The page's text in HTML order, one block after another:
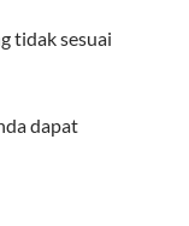
tidak sesuai
dapat